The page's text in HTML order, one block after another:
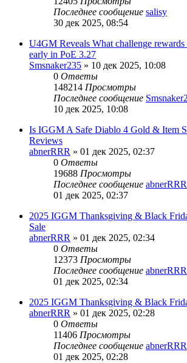
Последнее сообщение salisy
30 дек 2025, 08:54
U4GM Reveals What challenge
early in PoE 3.27
Smsnaker235 » 10 дек 2025, 10:08
0 Ответы
148214 Просмотры
Последнее сообщение
10 дек 2025, 10:08
Is IGGM A Safe Diablo 4 Gold & Item
Reviews
abnerRRR » 01 дек 2025, 02:37
0 Ответы
19688 Просмотры
Последнее сообщение abnerRRR
01 дек 2025, 02:37
2025 IGGM Thanksgiving & Black
Sale
abnerRRR » 01 дек 2025, 02:34
0 Ответы
12373 Просмотры
Последнее сообщение abnerRRR
01 дек 2025, 02:34
2025 IGGM Thanksgiving & Black
abnerRRR » 01 дек 2025, 02:28
0 Ответы
11406 Просмотры
Последнее сообщение abnerRRR
01 дек 2025, 02:28